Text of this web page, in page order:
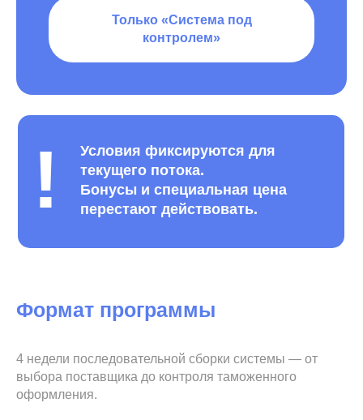
Только «Система под
контролем»
Условия фиксируются для
текущего потока.
Бонусы и специальная цена
перестают действовать.
!
Формат программы
4 недели последовательной сборки системы — от
выбора поставщика до контроля таможенного
оформления.